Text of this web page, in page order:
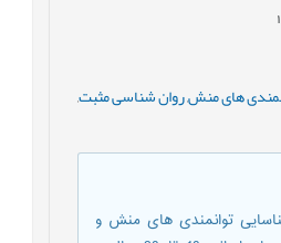
های منش,روان شناسی مثبت,
توانمندی های منش و